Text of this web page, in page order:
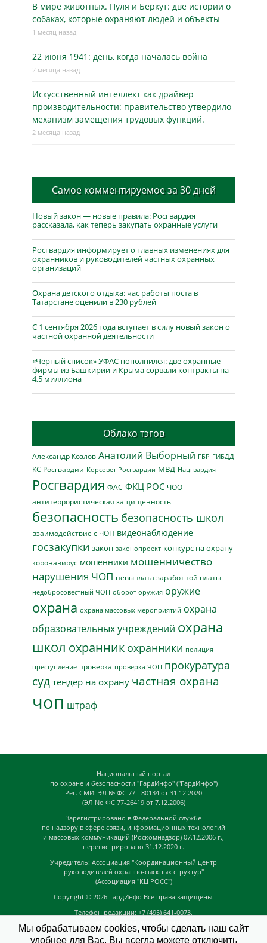
В мире животных. Пуля и Беркут: две истории о
собаках, которые охраняют людей и объекты
1 месяц назад
22 июня 1941: день, когда началась война
2 месяца назад
Искусственный интеллект как драйвер
производительности: правительство утвердило
механизм замещения трудовых функций.
2 месяца назад
Самое комментируемое за 30 дней
Новый закон — новые правила: Росгвардия
рассказала, как теперь закупать охранные услуги
Росгвардия информирует о главных изменениях для
охранников и руководителей частных охранных
организаций
Охрана детского отдыха: час работы поста в
Татарстане оценили в 230 рублей
С 1 сентября 2026 года вступает в силу новый закон о
частной охранной деятельности
«Чёрный список» УФАС пополнился: две охранные
фирмы из Башкирии и Крыма сорвали контракты на
4,5 миллиона
Облако тэгов
Александр Козлов Анатолий Выборный ГБР ГИБДД
КС Росгвардии Корсовет Росгвардии МВД Нацгвардия
Росгвардия ФАС ФКЦ РОС ЧОО
антитеррористическая защищенность
безопасность безопасность школ
взаимодействие с ЧОП видеонаблюдение
госзакупки закон законопроект конкурс на охрану
коронавирус мошенники мошенничество
нарушения ЧОП невыплата заработной платы
недобросовестный ЧОП оборот оружия оружие
охрана охрана массовых мероприятий охрана
образовательных учреждений охрана
школ охранник охранники полиция
преступление проверка проверка ЧОП прокуратура
суд тендер на охрану частная охрана
чоп штраф
Национальный портал
по охране и безопасности "ГардИнфо" ("ГардИнфо")
Рег. СМИ: ЭЛ № ФС 77 - 80134 от 31.12.2020
(ЭЛ No ФС 77-26419 от 7.12.2006)
Зарегистрировано в Федеральной службе
по надзору в сфере связи, информационных технологий
и массовых коммуникаций (Роскомнадзор) 07.12.2006 г.,
перегистрировано 31.12.2020 г.
Учредитель: Ассоциация "Координационный центр
руководителей охранно-сыскных структур"
(Ассоциация "КЦ РОСС")
Copyright © 2026 ГардИнфо Все права защищены.
Телефон редакции: +7 (495) 641-0073,
news@guardinfo.online
Мы обрабатываем cookies, чтобы сделать наш сайт
удобнее для Вас. Вы всегда можете отключить